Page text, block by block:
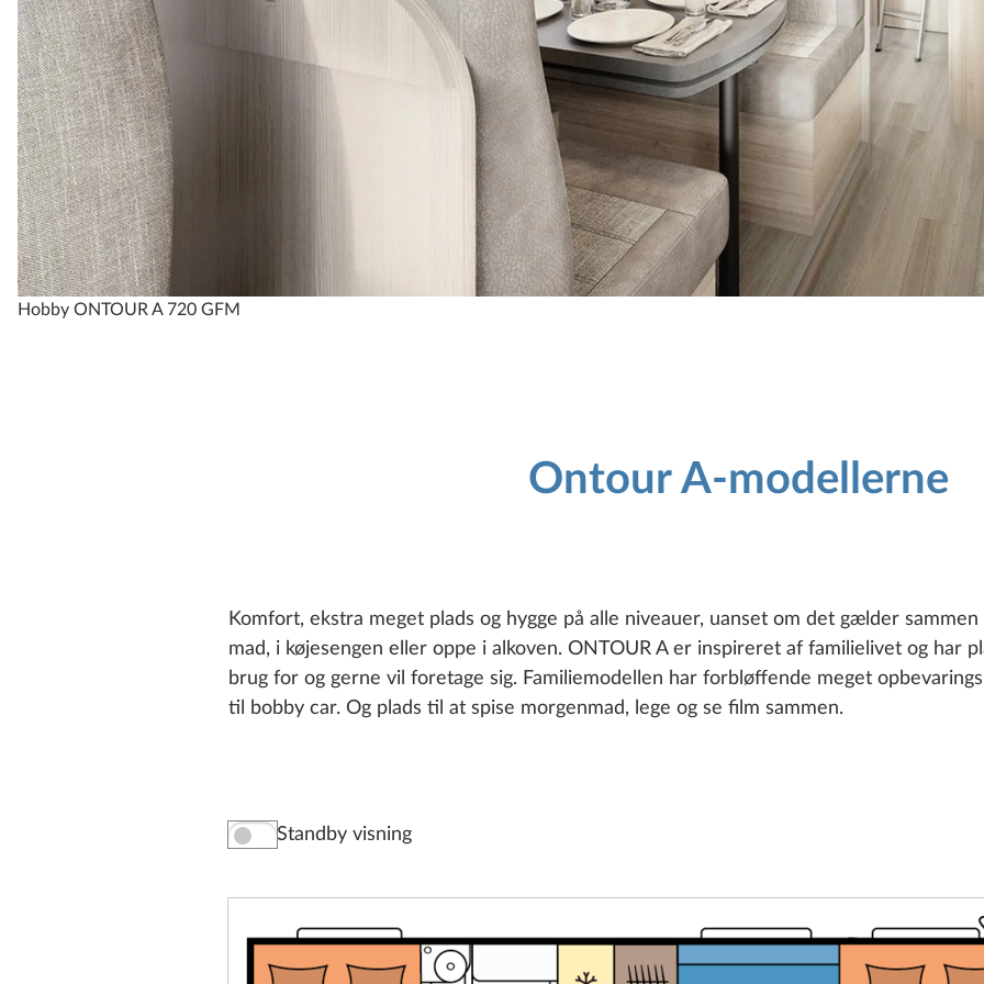
Hobby ONTOUR A 720 GFM
Ontour A-modellerne
Komfort, ekstra meget plads og hygge på alle niveauer, uanset om det gælder
mad, i køjesengen eller oppe i alkoven. ONTOUR A er inspireret af familielivet og har
brug for og gerne vil foretage sig. Familiemodellen har forbløffende meget
til bobby car. Og plads til at spise morgenmad, lege og se film sammen.
Standby visning